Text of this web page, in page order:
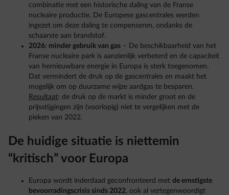
combinatie met een historische daling van de Franse
nucleaire productie. De Europese gascentrales werden
ingezet om deze daling te compenseren, ondanks de
schaarste aan brandstof.
2026: minder gebruik van gas – De beschikbaarheid van het
Franse nucleaire park is aanzienlijk verbeterd en de capaciteit
van hernieuwbare energie in Europa is sterk toegenomen.
Dat vermindert de druk op de gascentrales en maakt het
mogelijk om op duurzame wijze aardgas te besparen.
Resultaat: de druk op de markt is minder groot en de
prijsstijgingen zijn (voorlopig) niet te vergelijken met de
pieken van 2022.
De huidige situatie is niettemin
“kritisch” voor Europa
Europa wordt inderdaad geconfronteerd met de ernstigste
bevoorradingscrisis sinds 2022, ook al vertegenwoordigt